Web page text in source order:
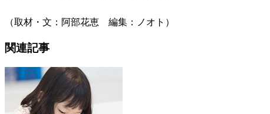
（取材・文：阿部花恵 編集：ノオト）
関連記事